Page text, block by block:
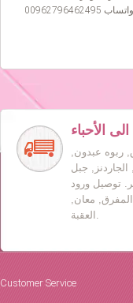
الأحباء
ربوه عبدون,
جبل
توصيل ورود
معان,
العقبة.
Customer Service